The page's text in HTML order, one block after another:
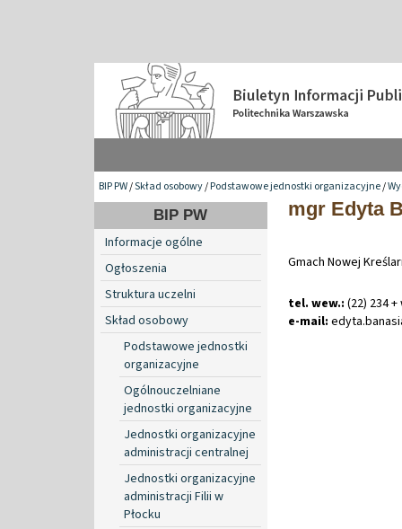
BIP PW/Skład osobowy/Podstawowe jednostki organizacyjne/
BIP PW
Informacje ogólne
Ogłoszenia
Struktura uczelni
Skład osobowy
Podstawowe jednostki
organizacyjne
Ogólnouczelniane
jednostki organizacyjne
Jednostki organizacyjne
administracji centralnej
Jednostki organizacyjne
administracji Filii w
Płocku
mgr Edyta
Gmach Nowej
tel. wew.: (22) 234
e-mail: edyta.